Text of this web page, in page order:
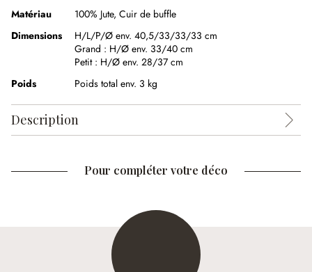
Matériau
100% Jute, Cuir de buffle
Dimensions
H/L/P/Ø env. 40,5/33/33/33 cm
Grand : H/Ø env. 33/40 cm
Petit : H/Ø env. 28/37 cm
Poids
Poids total env. 3 kg
Description
Pour compléter votre déco